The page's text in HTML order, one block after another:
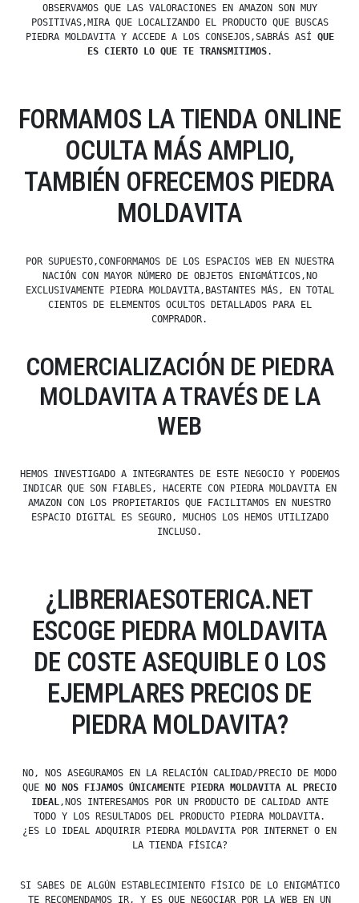
OBSERVAMOS QUE LAS VALORACIONES EN AMAZON SON MUY
POSITIVAS,MIRA QUE LOCALIZANDO EL PRODUCTO QUE BUSCAS
PIEDRA MOLDAVITA Y ACCEDE A LOS CONSEJOS,SABRÁS ASÍ QUE
ES CIERTO LO QUE TE TRANSMITIMOS.
FORMAMOS LA TIENDA ONLINE
OCULTA MÁS AMPLIO,
TAMBIÉN OFRECEMOS PIEDRA
MOLDAVITA
POR SUPUESTO,CONFORMAMOS DE LOS ESPACIOS WEB EN NUESTRA
NACIÓN CON MAYOR NÚMERO DE OBJETOS ENIGMÁTICOS,NO
EXCLUSIVAMENTE PIEDRA MOLDAVITA,BASTANTES MÁS, EN TOTAL
CIENTOS DE ELEMENTOS OCULTOS DETALLADOS PARA EL
COMPRADOR.
COMERCIALIZACIÓN DE PIEDRA
MOLDAVITA A TRAVÉS DE LA
WEB
HEMOS INVESTIGADO A INTEGRANTES DE ESTE NEGOCIO Y PODEMOS
INDICAR QUE SON FIABLES, HACERTE CON PIEDRA MOLDAVITA EN
AMAZON CON LOS PROPIETARIOS QUE FACILITAMOS EN NUESTRO
ESPACIO DIGITAL ES SEGURO, MUCHOS LOS HEMOS UTILIZADO
INCLUSO.
¿LIBRERIAESOTERICA.NET
ESCOGE PIEDRA MOLDAVITA
DE COSTE ASEQUIBLE O LOS
EJEMPLARES PRECIOS DE
PIEDRA MOLDAVITA?
NO, NOS ASEGURAMOS EN LA RELACIÓN CALIDAD/PRECIO DE MODO
QUE NO NOS FIJAMOS ÚNICAMENTE PIEDRA MOLDAVITA AL PRECIO
IDEAL ,NOS INTERESAMOS POR UN PRODUCTO DE CALIDAD ANTE
TODO Y LOS RESULTADOS DEL PRODUCTO PIEDRA MOLDAVITA.
¿ES LO IDEAL ADQUIRIR PIEDRA MOLDAVITA POR INTERNET O EN
LA TIENDA FÍSICA?
SI SABES DE ALGÚN ESTABLECIMIENTO FÍSICO DE LO ENIGMÁTICO
TE RECOMENDAMOS IR, Y ES QUE NEGOCIAR POR LA WEB EN UN